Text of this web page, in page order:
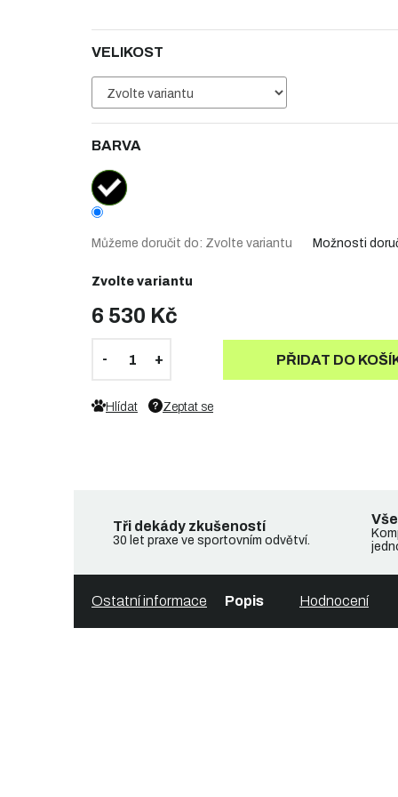
6 530 Kč
Zvolte variantu
VELIKOST
BARVA
Můžeme doručit do: Zvolte variantu Možnosti
PŘIDAT DO
Zeptat se
Hlídat
Tři dekády zkušeností
30 let praxe ve sportovním odvětví.
Popis Hodnocení
Ostatní informace